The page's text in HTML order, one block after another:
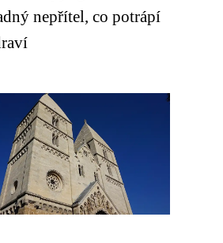
nepřítel, co potrápí